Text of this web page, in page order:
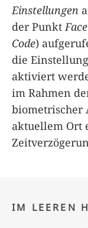
Einstellungen
der Punkt
Code)
die Einstellung
aktiviert
im Rahmen
biometrischer
aktuellem Ort
IM LEEREN